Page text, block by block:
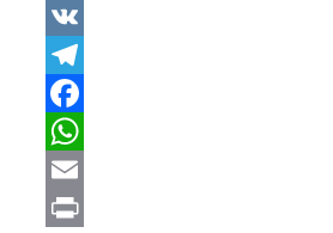
VK
Telegram
Facebook
WhatsApp
Email